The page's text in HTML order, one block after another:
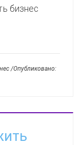
бизнес
/Опубликовано: